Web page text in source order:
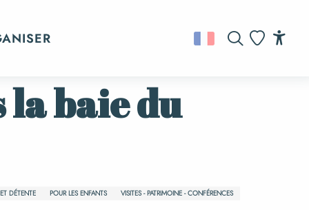
la baie du
DÉTENTE POUR LES ENFANTS VISITES - PATRIMOINE - CONFÉRENCES